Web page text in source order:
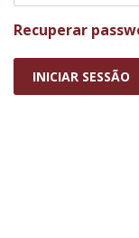
Recuperar
INICIAR SESSÃO